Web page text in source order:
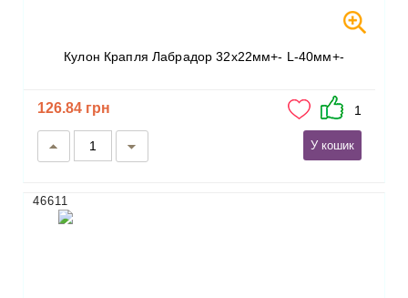
Кулон Крапля Лабрадор 32х22мм+- L-40мм+-
126.84 грн 1
У кошик
46611